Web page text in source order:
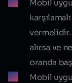
Mobil
alırsa ve
oranda
Mobil